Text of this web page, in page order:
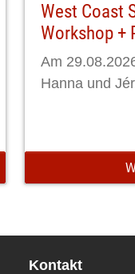
West Coast
Workshop +
Am
Hanna und
Kontakt